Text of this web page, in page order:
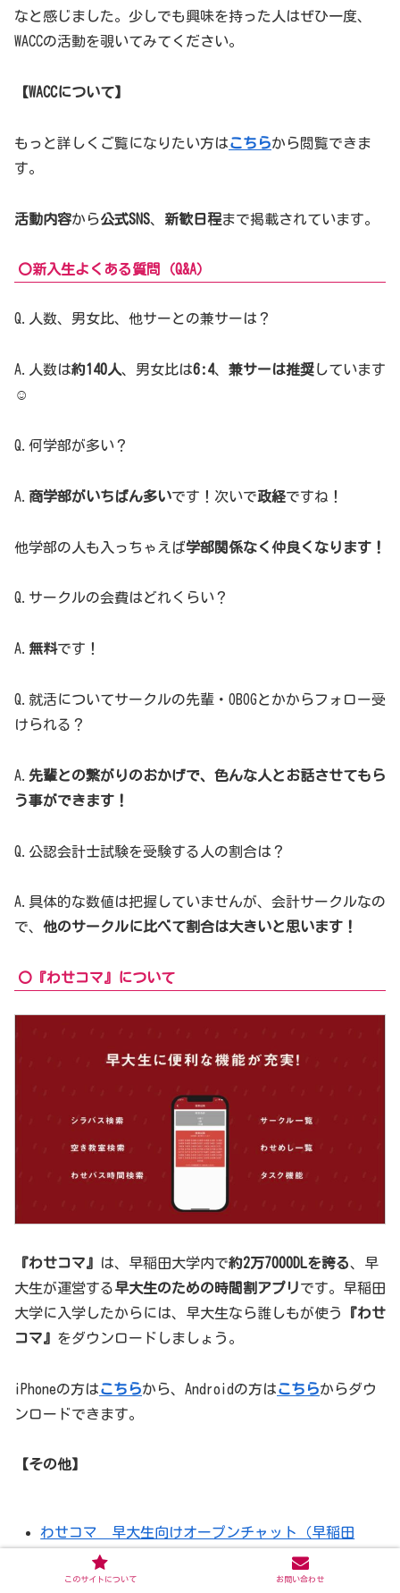
なと感じました。少しでも興味を持った人はぜひ一度、
WACCの活動を覗いてみてください。
【WACCについて】
もっと詳しくご覧になりたい方はこちらから閲覧できま
す。
活動内容から公式SNS、 新歓日程まで掲載されています。
〇新入生よくある質問（Q&A）
Q.人数、男女比、他サーとの兼サーは？
A.人数は約140人、男女比は6:4、 兼サーは推奨しています
☺️
Q.何学部が多い？
A. 商学部がいちばん多いです！次いで政経ですね！
他学部の人も入っちゃえば学部関係なく仲良くなります！
Q.サークルの会費はどれくらい？
A. 無料です！
Q.就活についてサークルの先輩・OBOGとかからフォロー受
けられる？
A. 先輩との繋がりのおかげで、色んな人とお話させてもら
う事ができます！
Q.公認会計士試験を受験する人の割合は？
A.具体的な数値は把握していませんが、会計サークルなの
で、 他のサークルに比べて割合は大きいと思います！
〇『わせコマ』について
『わせコマ』 は、早稲田大学内で約2万7000DLを誇る、早
大生が運営する早大生のための時間割アプリです。早稲田
大学に入学したからには、早大生なら誰しもが使う
『わせ
コマ』 をダウンロードしましょう。
iPhoneの方はこちらから、Androidの方はこちらからダウ
ンロードできます。
【その他】
わせコマ 早大生向けオープンチャット（早稲田
の同級生や先輩と匿名で交流できます）
わせコマ 公式Twitterアカウント
このサイトについて お問い合わせ